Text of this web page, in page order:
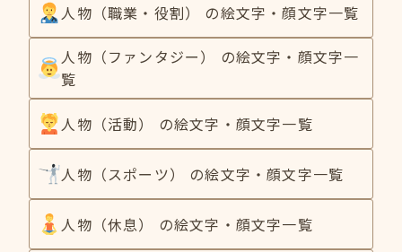
人物（職業・役割） の絵文字・顔文字一覧
人物（ファンタジー） の絵文字・顔文字一
覧
人物（活動） の絵文字・顔文字一覧
人物（スポーツ） の絵文字・顔文字一覧
人物（休息） の絵文字・顔文字一覧